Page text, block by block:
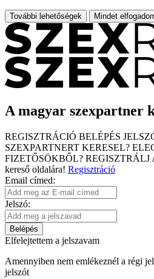
További lehetőségek Mindet
A magyar szexpartner
REGISZTRÁCIÓ BELÉPÉS
SZEXPARTNERT KERESEL?
FIZETŐSÖKBŐL? REGISZTRÁLJ
kereső oldalára! Regisztráció
Email címed:
Jelszó:
Belépés
Elfelejtettem a jelszavam
Amennyiben nem emlékeznél a régi
jelszót